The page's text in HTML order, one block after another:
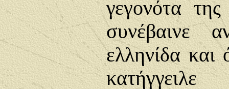
γεγονότα
συνέβαινε
ελληνίδακαι